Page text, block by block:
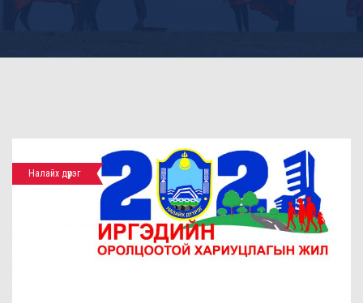
Налайх дүүрэг